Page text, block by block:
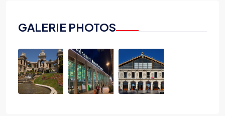
GALERIE PHOTOS